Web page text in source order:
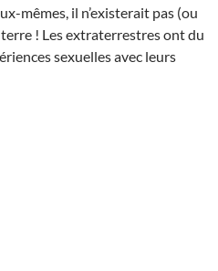
mêmes, il n’existerait pas (ou
! Les extraterrestres ont du
sexuelles avec leurs